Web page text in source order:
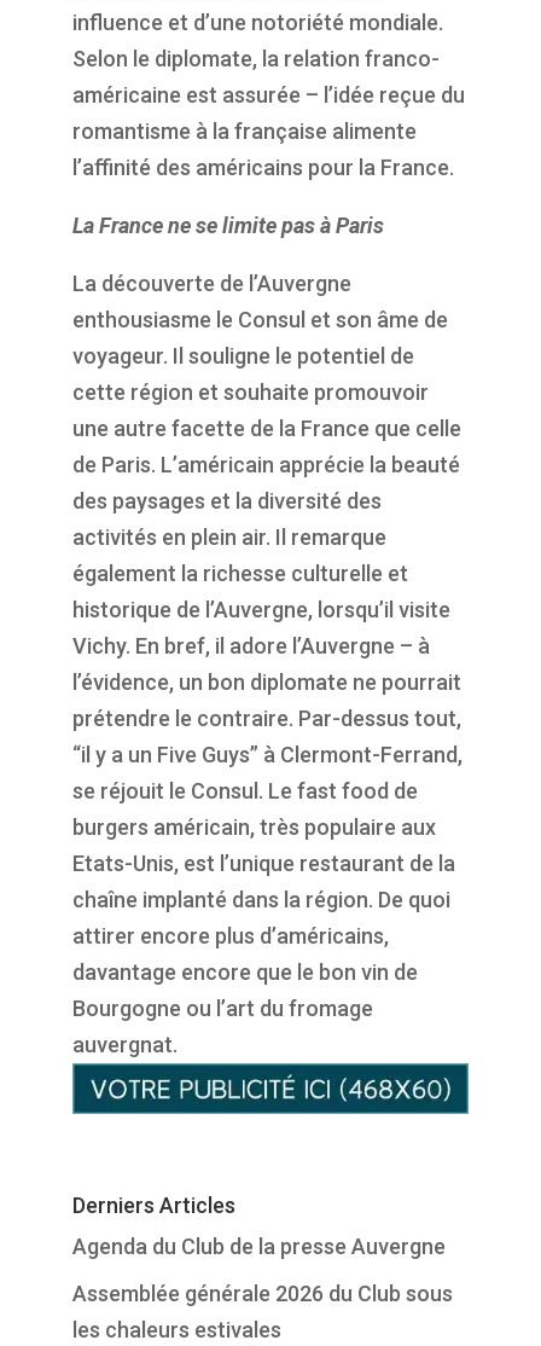
influence et d’une notoriété mondiale.
Selon le diplomate, la relation franco-
américaine est assurée – l’idée reçue du
romantisme à la française alimente
l’affinité des américains pour la France.
La France ne se limite pas à Paris
La découverte de l’Auvergne
enthousiasme le Consul et son âme de
voyageur. Il souligne le potentiel de
cette région et souhaite promouvoir
une autre facette de la France que celle
de Paris. L’américain apprécie la beauté
des paysages et la diversité des
activités en plein air. Il remarque
également la richesse culturelle et
historique de l’Auvergne, lorsqu’il visite
Vichy. En bref, il adore l’Auvergne – à
l’évidence, un bon diplomate ne pourrait
prétendre le contraire. Par-dessus tout,
“il y a un Five Guys” à Clermont-Ferrand,
se réjouit le Consul. Le fast food de
burgers américain, très populaire aux
Etats-Unis, est l’unique restaurant de la
chaîne implanté dans la région. De quoi
attirer encore plus d’américains,
davantage encore que le bon vin de
Bourgogne ou l’art du fromage
auvergnat.
Derniers Articles
Agenda du Club de la presse Auvergne
Assemblée générale 2026 du Club sous
les chaleurs estivales